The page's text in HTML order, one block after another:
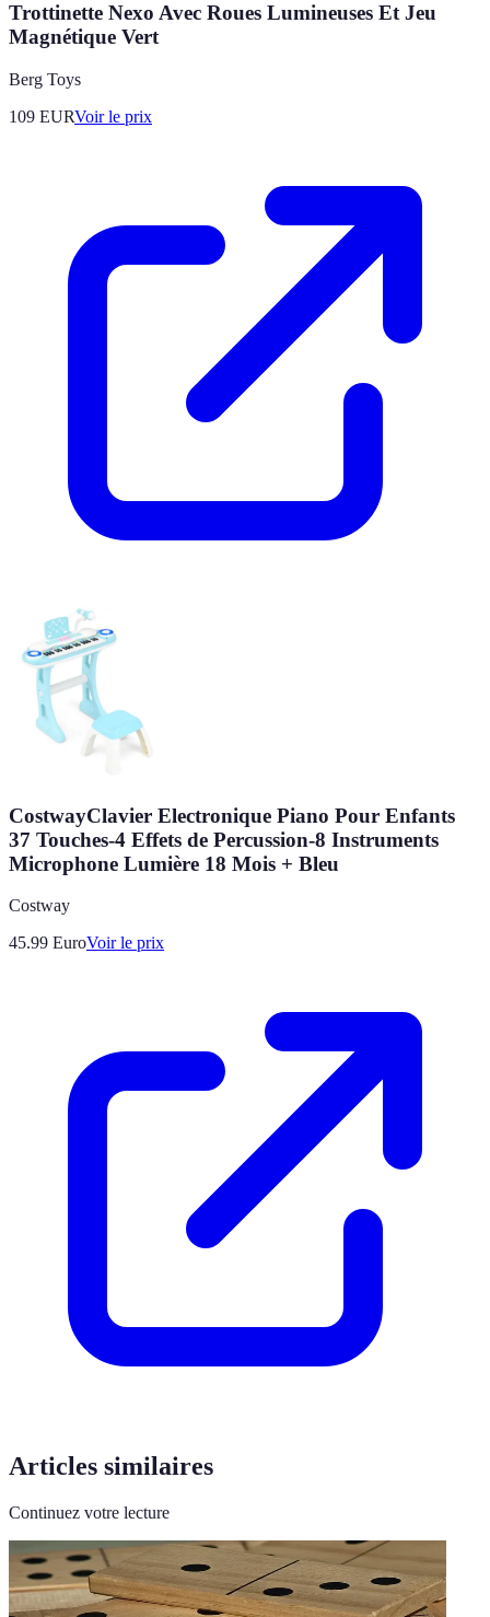
Trottinette Nexo Avec Roues Lumineuses Et Jeu
Magnétique Vert
Berg Toys
109 EURVoir le prix
CostwayClavier Electronique Piano Pour Enfants
37 Touches-4 Effets de Percussion-8 Instruments
Microphone Lumière 18 Mois + Bleu
Costway
45.99 EuroVoir le prix
Articles similaires
Continuez votre lecture